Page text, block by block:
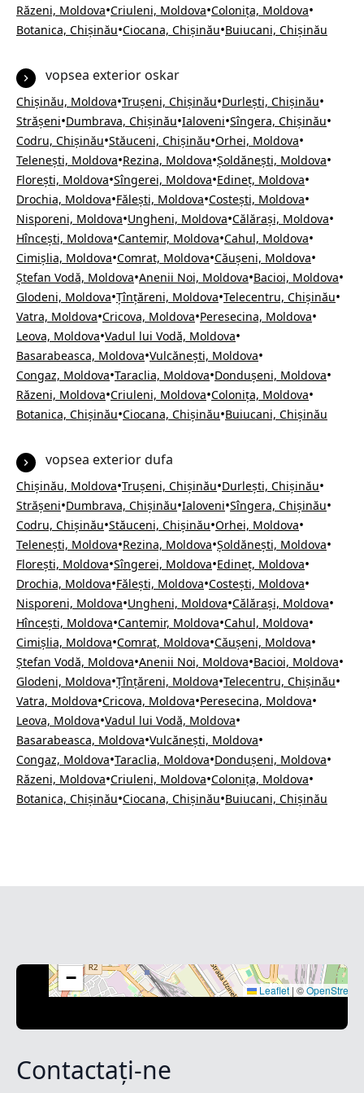
Răzeni, Moldova•Criuleni, Moldova•Colonița, Moldova•
Botanica, Chișinău•Ciocana, Chișinău•Buiucani, Chișinău
vopsea exterior oskar
Chișinău, Moldova•Trușeni, Chișinău•Durlești, Chișinău•
Strășeni•Dumbrava, Chișinău•Ialoveni•Sîngera, Chișinău•
Codru, Chișinău•Stăuceni, Chișinău•Orhei, Moldova•
Telenești, Moldova•Rezina, Moldova•Șoldănești, Moldova•
Florești, Moldova•Sîngerei, Moldova•Edineț, Moldova•
Drochia, Moldova•Fălești, Moldova•Costești, Moldova•
Nisporeni, Moldova•Ungheni, Moldova•Călărași, Moldova•
Hîncești, Moldova•Cantemir, Moldova•Cahul, Moldova•
Cimișlia, Moldova•Comrat, Moldova•Căușeni, Moldova•
Ștefan Vodă, Moldova•Anenii Noi, Moldova•Bacioi, Moldova•
Glodeni, Moldova•Țînțăreni, Moldova•Telecentru, Chișinău•
Vatra, Moldova•Cricova, Moldova•Peresecina, Moldova•
Leova, Moldova•Vadul lui Vodă, Moldova•
Basarabeasca, Moldova•Vulcănești, Moldova•
Congaz, Moldova•Taraclia, Moldova•Dondușeni, Moldova•
Răzeni, Moldova•Criuleni, Moldova•Colonița, Moldova•
Botanica, Chișinău•Ciocana, Chișinău•Buiucani, Chișinău
vopsea exterior dufa
Chișinău, Moldova•Trușeni, Chișinău•Durlești, Chișinău•
Strășeni•Dumbrava, Chișinău•Ialoveni•Sîngera, Chișinău•
Codru, Chișinău•Stăuceni, Chișinău•Orhei, Moldova•
Telenești, Moldova•Rezina, Moldova•Șoldănești, Moldova•
Florești, Moldova•Sîngerei, Moldova•Edineț, Moldova•
Drochia, Moldova•Fălești, Moldova•Costești, Moldova•
Nisporeni, Moldova•Ungheni, Moldova•Călărași, Moldova•
Hîncești, Moldova•Cantemir, Moldova•Cahul, Moldova•
Cimișlia, Moldova•Comrat, Moldova•Căușeni, Moldova•
Ștefan Vodă, Moldova•Anenii Noi, Moldova•Bacioi, Moldova•
Glodeni, Moldova•Țînțăreni, Moldova•Telecentru, Chișinău•
Vatra, Moldova•Cricova, Moldova•Peresecina, Moldova•
Leova, Moldova•Vadul lui Vodă, Moldova•
Basarabeasca, Moldova•Vulcănești, Moldova•
Congaz, Moldova•Taraclia, Moldova•Dondușeni, Moldova•
Răzeni, Moldova•Criuleni, Moldova•Colonița, Moldova•
Botanica, Chișinău•Ciocana, Chișinău•Buiucani, Chișinău
−
Leaflet | ©
Contactați-ne